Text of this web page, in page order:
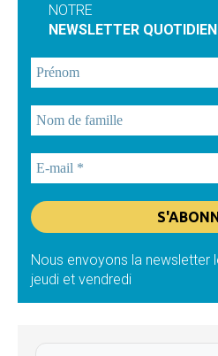
NOTRE
NEWSLETTER
Nous envoyons la newsletter
jeudi et vendredi